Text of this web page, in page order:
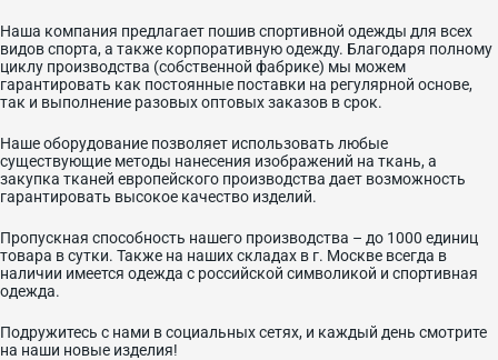
Наша компания предлагает пошив спортивной одежды для всех
видов спорта, а также корпоративную одежду. Благодаря полному
циклу производства (собственной фабрике) мы можем
гарантировать как постоянные поставки на регулярной основе,
так и выполнение разовых оптовых заказов в срок.
Наше оборудование позволяет использовать любые
существующие методы нанесения изображений на ткань, а
закупка тканей европейского производства дает возможность
гарантировать высокое качество изделий.
Пропускная способность нашего производства – до 1000 единиц
товара в сутки. Также на наших складах в г. Москве всегда в
наличии имеется одежда с российской символикой и спортивная
одежда.
Подружитесь с нами в социальных сетях, и каждый день смотрите
на наши новые изделия!